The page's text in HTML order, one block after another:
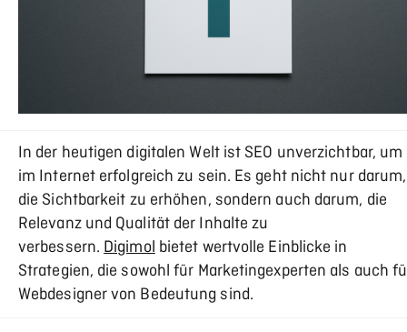
In der heutigen digitalen Welt ist SEO unverzichtbar, um
im Internet erfolgreich zu sein. Es geht nicht nur darum,
die Sichtbarkeit zu erhöhen, sondern auch darum, die
Relevanz und Qualität der Inhalte zu
verbessern.Digimolbietet wertvolle Einblicke in
Strategien, die sowohl für Marketingexperten als auch
Webdesigner von Bedeutung sind.